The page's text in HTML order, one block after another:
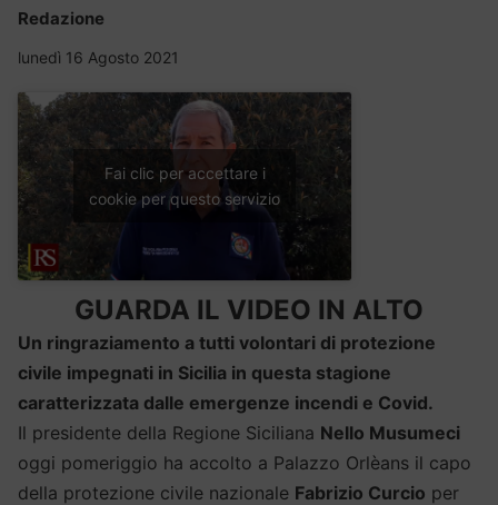
Redazione
lunedì 16 Agosto 2021
Fai clic per accettare i
cookie per questo servizio
GUARDA IL VIDEO IN ALTO
Un ringraziamento a tutti volontari di protezione
civile impegnati in Sicilia in questa stagione
caratterizzata dalle emergenze incendi e Covid.
Il presidente della Regione Siciliana Nello Musumeci
oggi pomeriggio ha accolto a Palazzo Orlèans il capo
della protezione civile nazionale Fabrizio Curcio per